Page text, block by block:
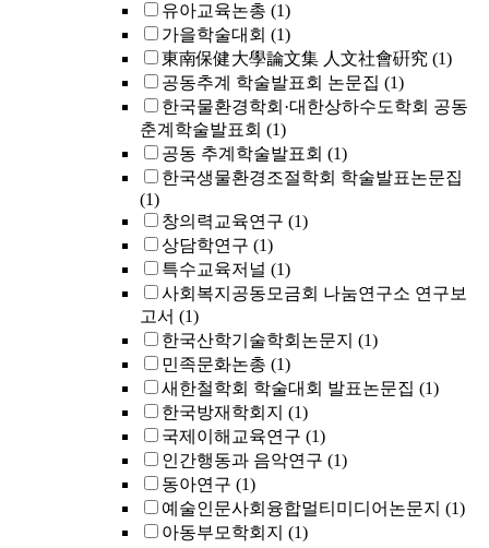
유아교육논총 (1)
가을학술대회 (1)
東南保健大學論文集 人文社會硏究 (1)
공동추계 학술발표회 논문집 (1)
한국물환경학회·대한상하수도학회 공동
춘계학술발표회 (1)
공동 추계학술발표회 (1)
한국생물환경조절학회 학술발표논문집
(1)
창의력교육연구 (1)
상담학연구 (1)
특수교육저널 (1)
사회복지공동모금회 나눔연구소 연구보
고서 (1)
한국산학기술학회논문지 (1)
민족문화논총 (1)
새한철학회 학술대회 발표논문집 (1)
한국방재학회지 (1)
국제이해교육연구 (1)
인간행동과 음악연구 (1)
동아연구 (1)
예술인문사회융합멀티미디어논문지 (1)
아동부모학회지 (1)